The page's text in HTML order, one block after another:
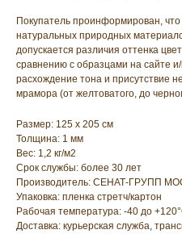
Покупатель проинформирован,
натуральных природных
допускается различия оттенка
сравнению с образцами на сайте
расхождение тона и присутствие
мрамора (от желтоватого, до
Размер: 125 х 205 см
Толщина: 1 мм
Вес: 1,2 кг/м2
Срок службы: более 30 лет
Производитель: СЕНАТ-ГРУПП
Упаковка: пленка стретч/картон
Рабочая температура: -40 до
Доставка: курьерская служба,